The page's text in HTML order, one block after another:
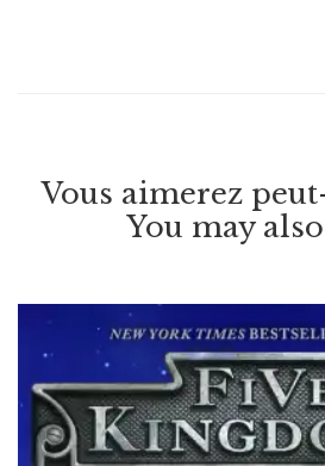
Vous aimerez
You may